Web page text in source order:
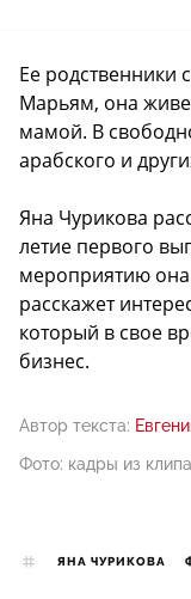
Ее
Марьям, она
мамой. В
арабского и
Яна Чурикова
летие первого
мероприятию она
расскажет
который в свое
бизнес.
Автор текста:
Фото: кадры из клипа
ЯНА ЧУРИКОВА